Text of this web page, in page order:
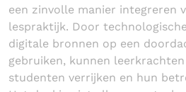
een zinvolle manier integreren
lespraktijk. Door
digitale bronnen op een
gebruiken, kunnen
studenten verrijken en hun